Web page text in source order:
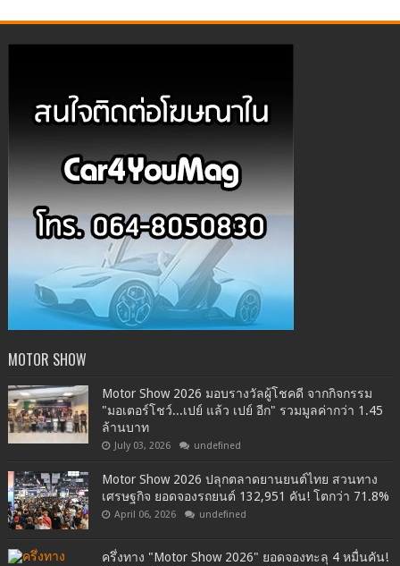
MOTOR SHOW
Motor Show 2026 มอบรางวัลผู้โชคดี จากกิจกรรม
"มอเตอร์โชว์...เปย์ แล้ว เปย์ อีก" รวมมูลค่ากว่า 1.45
ล้านบาท
July 03, 2026 undefined
Motor Show 2026 ปลุกตลาดยานยนต์ไทย สวนทาง
เศรษฐกิจ ยอดจองรถยนต์ 132,951 คัน! โตกว่า 71.8%
April 06, 2026 undefined
ครึ่งทาง "Motor Show 2026" ยอดจองทะลุ 4 หมื่นคัน!